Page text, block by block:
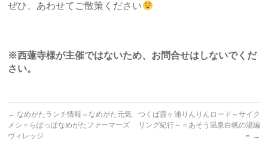
ぜひ、あわせてご散策ください
※西蓮寺様が主催ではないため、お問合せはしないでくだ
さい。
← なめがたランチ情報＝なめがた元気
メシ＝らぽっぽなめがたファーマーズ
ヴィレッジ
つくば霞ヶ浦りんりんロード～サイク
リング紀行～＝あそう温泉白帆の湯編
＝ →